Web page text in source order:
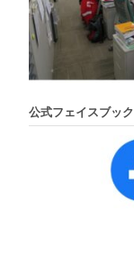
公式フェイスブッ